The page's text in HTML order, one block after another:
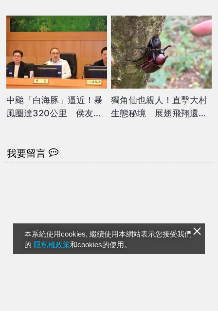
本系統使用cookies, 繼續使用本網站表示您接受我們
的 隱私權政策和cookies的使用。
中颱「白海豚」逼近！暴
風圈達320公里 侯友宜
獨角仙也親人！直擊大村
生態秘境 展翅飛翔還會
我要留言